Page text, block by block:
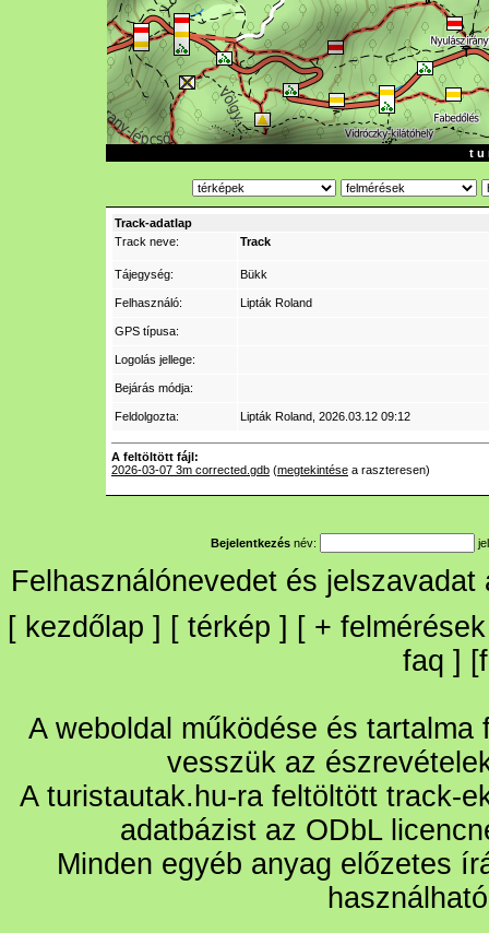
t u
Track-adatlap
Track neve:
Track
Tájegység: Bükk
Felhasználó: Lipták Roland
GPS típusa:
Logolás jellege:
Bejárás módja:
Feldolgozta: Lipták Roland , 2026.03.12 09:12
A feltöltött fájl:
2026-03-07 3m corrected.gdb (megtekintése a raszteresen)
Bejelentkezés név:
Felhasználónevedet és
[ kezdőlap ] [ térkép ] [ + felmérések
faq ] [
A weboldal működése és
vesszük az
A turistautak.hu-ra feltöltött track-
adatbázist az ODbL
Minden egyéb anyag előzetes